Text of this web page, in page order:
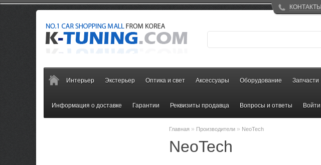
КОНТАКТЫ
Интерьер Экстерьер Оптика и свет Аксессуары Оборудование Запчасти
Информация о доставке Гарантии Реквизиты продавца Вопросы и ответы Войти
Главная » Производители » NeoTech
NeoTech